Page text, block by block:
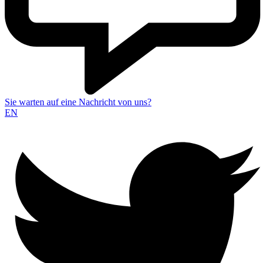
Sie warten auf eine Nachricht von uns?
EN